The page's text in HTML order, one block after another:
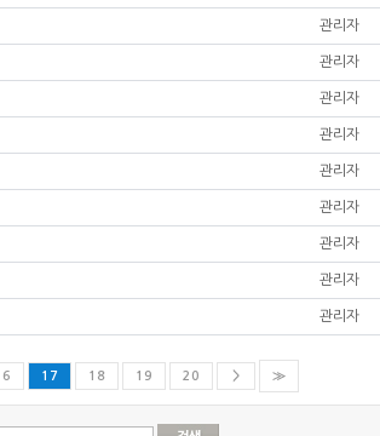
관리자
관리자
관리자
관리자
관리자
관리자
관리자
관리자
관리자
17 18 19 20 ＞ ≫